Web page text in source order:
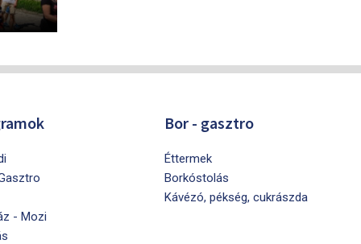
- Mozi
Bor - gasztro
Éttermek
Borkóstolás
Kávézó, pékség, cukrászda